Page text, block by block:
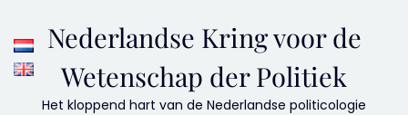
to
content
Nederlandse Kring voor de
Wetenschap der Politiek
Het kloppend hart van de Nederlandse politicologie